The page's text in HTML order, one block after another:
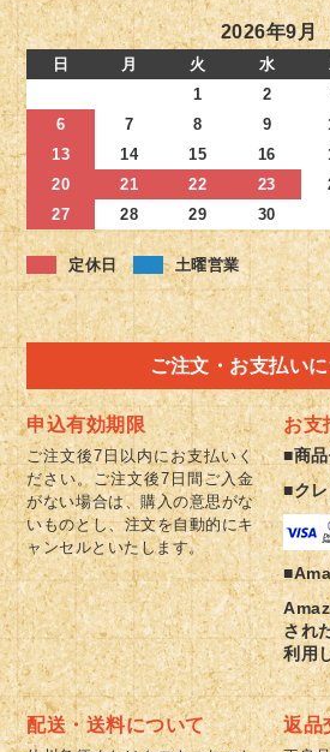
2026年9月
日 月 火 水
1
2
6
7 8 9
13
14 15 16
20
21 22 23
27
28 29 30
定休日 土曜営業
ご注文・お支払い
申込有効期限
ご注文後7日以内にお支払いく
ださい。ご注文後7日間ご入金
がない場合は、購入の意思がな
いものとし、注文を自動的にキ
ャンセルといたします。
お支
■商
■ク
され
利用
配送・送料について 返品